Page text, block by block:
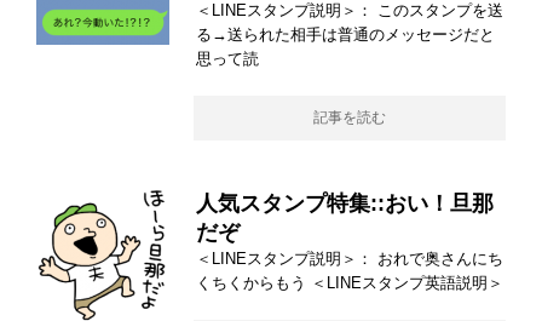
＜LINEスタンプ説明＞： このスタンプを送
る→送られた相手は普通のメッセージだと
思って読
記事を読む
人気スタンプ特集::おい！旦那
だぞ
＜LINEスタンプ説明＞： おれで奥さんにち
くちくからもう ＜LINEスタンプ英語説明＞